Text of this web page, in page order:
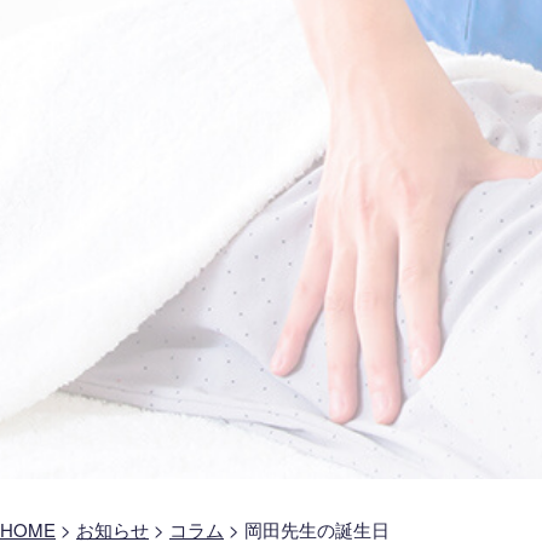
HOME > お知らせ > コラム > 岡田先生の誕生日